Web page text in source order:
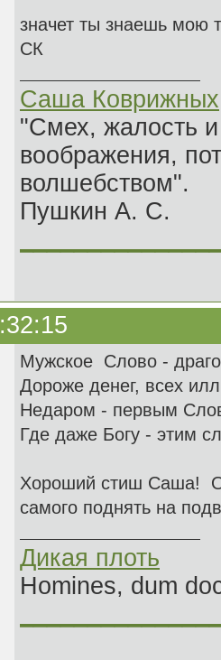
значет ты знаешь мою
СК
Саша Коврижных
"Смех, жалость
воображения,
волшебством".
Пушкин А. С.
Мужское Слово -
Дороже денег, всех
Недаром - первым
Где даже Богу - этим
Хороший стиш Саша! О
самого поднять на
Дикая плоть
Homines, dum